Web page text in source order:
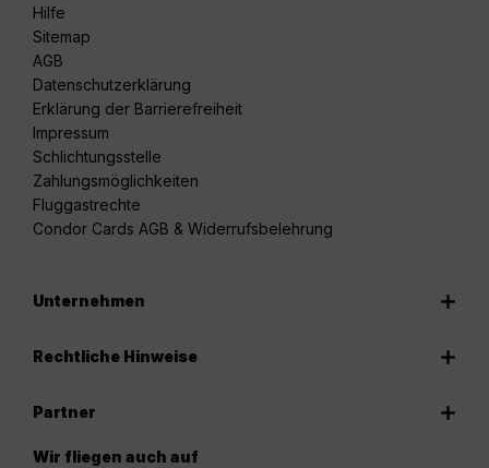
Hilfe
Sitemap
AGB
Datenschutzerklärung
Erklärung der Barrierefreiheit
Impressum
Schlichtungsstelle
Zahlungsmöglichkeiten
Fluggastrechte
Condor Cards AGB & Widerrufsbelehrung
Unternehmen
Rechtliche Hinweise
Partner
Wir fliegen auch auf